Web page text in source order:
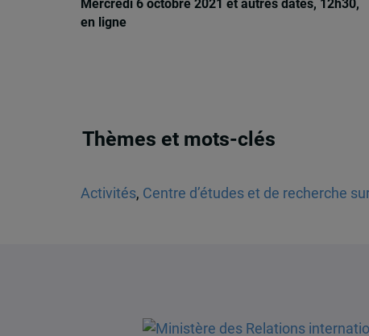
Mercredi 6 octobre 2021 et autres dates, 12h30,
en ligne
Thèmes et mots-clés
Activités, Centre d’études et de recherche